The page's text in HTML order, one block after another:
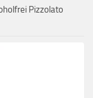
Pizzolato